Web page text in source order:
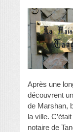
Après une
découvrent
de Marshan,
la ville.
notaire de